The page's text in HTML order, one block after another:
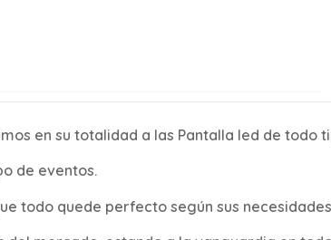
en su totalidad a las Pantalla led de todo
de eventos.
todo quede perfecto según sus